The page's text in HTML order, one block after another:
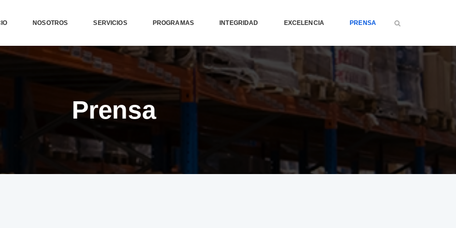
NOSOTROS SERVICIOS PROGRAMAS INTEGRIDAD EXCELENCIA PRENSA
Prensa